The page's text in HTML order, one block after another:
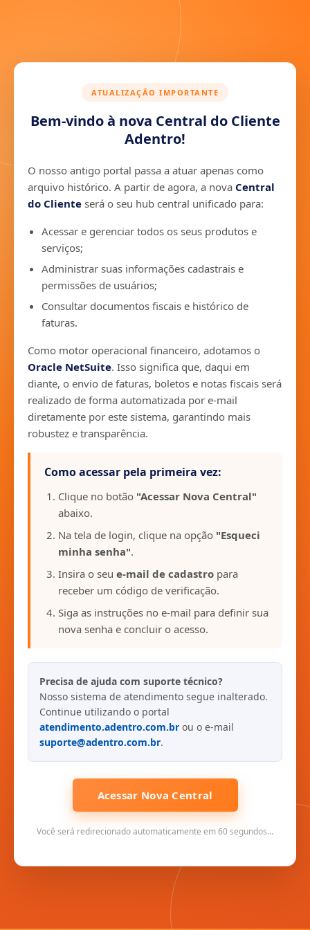
ATUALIZAÇÃO IMPORTANTE
Bem-vindo à nova Central do Cliente
Adentro!
O nosso antigo portal passa a atuar apenas como
arquivo histórico. A partir de agora, a nova Central
do Cliente será o seu hub central unificado para:
Acessar e gerenciar todos os seus produtos e
serviços;
Administrar suas informações cadastrais e
permissões de usuários;
Consultar documentos fiscais e histórico de
faturas.
Como motor operacional financeiro, adotamos o
Oracle NetSuite. Isso significa que, daqui em
diante, o envio de faturas, boletos e notas fiscais será
realizado de forma automatizada por e-mail
diretamente por este sistema, garantindo mais
robustez e transparência.
Como acessar pela primeira vez:
Clique no botão "Acessar Nova Central"
abaixo.
Na tela de login, clique na opção "Esqueci
minha senha".
Insira o seu e-mail de cadastro para
receber um código de verificação.
Siga as instruções no e-mail para definir sua
nova senha e concluir o acesso.
Precisa de ajuda com suporte técnico?
Nosso sistema de atendimento segue inalterado.
Continue utilizando o portal
atendimento.adentro.com.br ou o e-mail
suporte@adentro.com.br.
Acessar Nova Central
Você será redirecionado automaticamente em 60 segundos...